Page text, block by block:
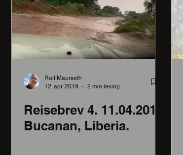
Rolf Maurseth
12. apr. 2019
2 min lesing
Reisebrev 4. 11.04.2019.
Bucanan, Liberia.